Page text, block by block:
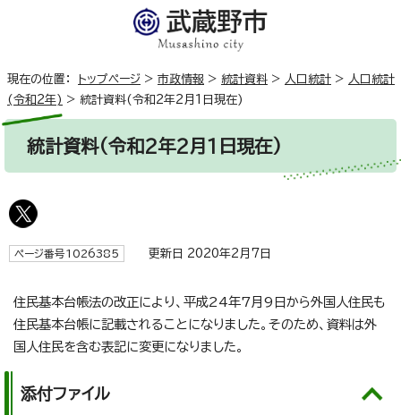
現在の位置： トップページ > 市政情報 > 統計資料 > 人口統計 > 人口統計
(令和2年) > 統計資料(令和2年2月1日現在)
統計資料(令和2年2月1日現在)
ページ番号1026385 更新日 2020年2月7日
住民基本台帳法の改正により、平成24年7月9日から外国人住民も
住民基本台帳に記載されることになりました。そのため、資料は外
国人住民を含む表記に変更になりました。
添付ファイル